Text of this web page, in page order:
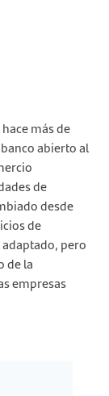
más de
abierto al
de
desde
de
pero
de la
empresas